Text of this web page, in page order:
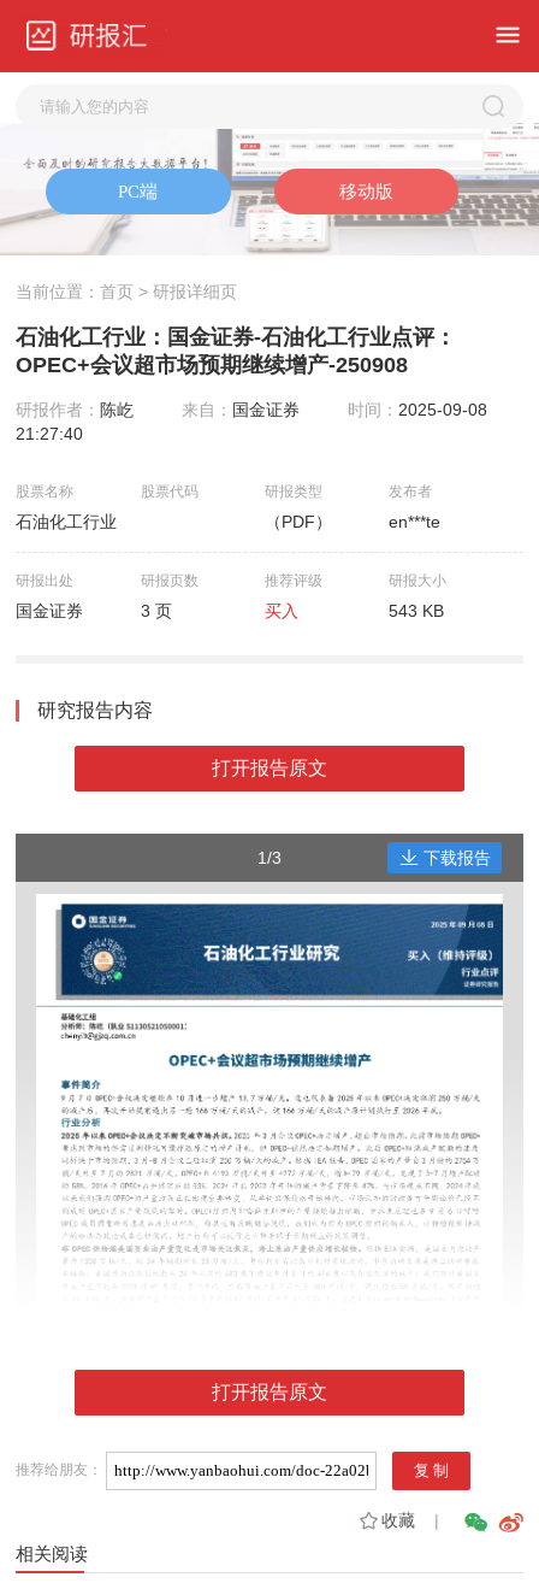
当前位置：首页 > 研报详细页
石油化工行业：国金证券-石油化工行业点评：
OPEC+会议超市场预期继续增产-250908
研报作者： 陈屹 来自： 国金证券 时间： 2025-09-08
21:27:40
股票名称
石油化工行业
股票代码 研报类型
（PDF）
发布者
en***te
研报出处
国金证券
研报页数
3 页
推荐评级
买入
研报大小
543 KB
研究报告内容
打开报告原文
1/3 下载报告
打开报告原文
推荐给朋友：
收藏|
相关阅读